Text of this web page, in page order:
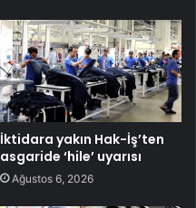
İktidara yakın Hak-İş’ten
asgaride ‘hile’ uyarısı
Ağustos 6, 2026